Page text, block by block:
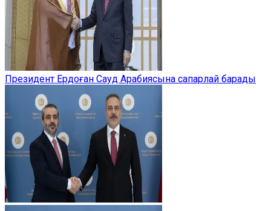
Президент Ердоған Сауд Арабиясына сапарлай барады